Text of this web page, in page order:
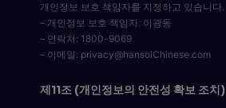
개인정보 보호 책임자를 지정하고 있습니다.
– 개인정보 보호 책임자: 이광동
– 연락처: 1800-9069
– 이메일: privacy@hansolChinese.com
제11조 (개인정보의 안전성 확보 조치)